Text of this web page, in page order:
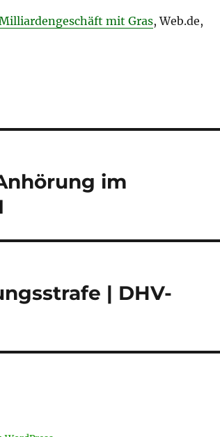
mit Gras, Web.de,
im
| DHV-